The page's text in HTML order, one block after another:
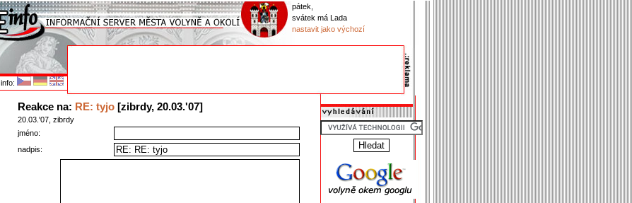
pátek,
svátek má Lada
nastavit jako výchozí
info:
Reakce na: RE: tyjo[zibrdy, 20.03.'07]
20.03.'07, zibrdy
jméno:
nadpis: